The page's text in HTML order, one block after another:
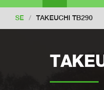
SE / TAKEUCHI TB290